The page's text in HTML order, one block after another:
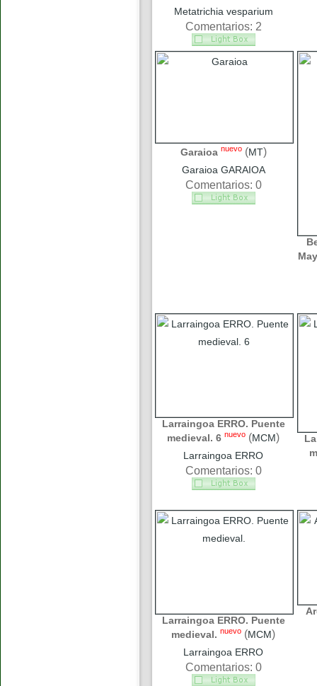
Metatrichia vesparium
Comentarios: 2
Garaioa nuevo (MT)
Garaioa GARAIOA
Comentarios: 0
Larraingoa ERRO. Puente
medieval. 6 nuevo (MCM)
Larraingoa ERRO
Comentarios: 0
Larraingoa ERRO. Puente
medieval. nuevo (MCM)
Larraingoa ERRO
Comentarios: 0